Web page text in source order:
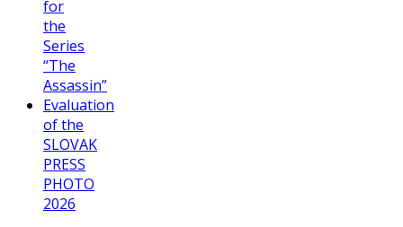
for
the
Series
“The
Assassin”
Evaluation
of the
SLOVAK
PRESS
PHOTO
2026